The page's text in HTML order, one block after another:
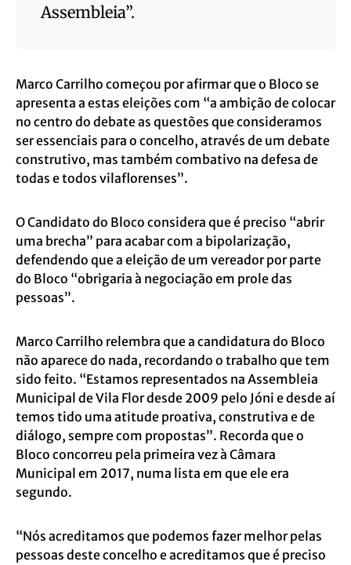
Assembleia”.
Marco Carrilho começou por afirmar que o Bloco se
apresenta a estas eleições com “a ambição de colocar
no centro do debate as questões que consideramos
ser essenciais para o concelho, através de um debate
construtivo, mas também combativo na defesa de
todas e todos vilaflorenses”.
O Candidato do Bloco considera que é preciso “abrir
uma brecha” para acabar com a bipolarização,
defendendo que a eleição de um vereador por parte
do Bloco “obrigaria à negociação em prole das
pessoas”.
Marco Carrilho relembra que a candidatura do Bloco
não aparece do nada, recordando o trabalho que tem
sido feito. “Estamos representados na Assembleia
Municipal de Vila Flor desde 2009 pelo Jóni e desde aí
temos tido uma atitude proativa, construtiva e de
diálogo, sempre com propostas”. Recorda que o
Bloco concorreu pela primeira vez à Câmara
Municipal em 2017, numa lista em que ele era
segundo.
“Nós acreditamos que podemos fazer melhor pelas
pessoas deste concelho e acreditamos que é preciso